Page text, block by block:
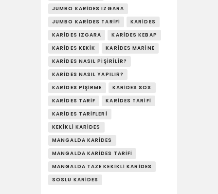
JUMBO KARIDES IZGARA
JUMBO KARIDES TARIFI
KARIDES
KARIDES IZGARA
KARIDES KEBAP
KARIDES KEKIK
KARIDES MARINE
KARIDES NASIL PIŞIRILIR?
KARIDES NASIL YAPILIR?
KARIDES PIŞIRME
KARIDES SOS
KARIDES TARIF
KARIDES TARIFI
KARIDES TARIFLERI
KEKIKLI KARIDES
MANGALDA KARIDES
MANGALDA KARIDES TARIFI
MANGALDA TAZE KEKIKLI KARIDES
SOSLU KARIDES